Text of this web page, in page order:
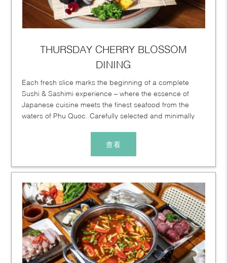
THURSDAY CHERRY BLOSSOM
DINING
Each fresh slice marks the beginning of a complete
Sushi & Sashimi experience – where the essence of
Japanese cuisine meets the finest seafood from the
waters of Phu Quoc. Carefully selected and minimally
查看